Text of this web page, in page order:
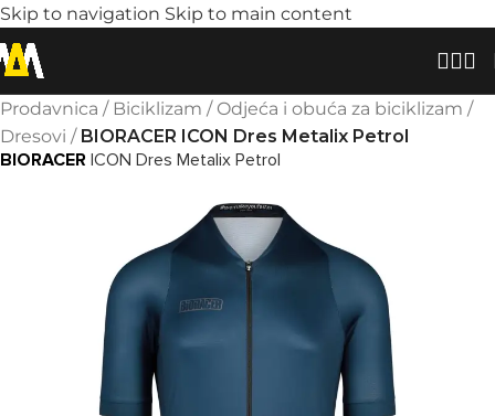
Skip to navigation Skip to main content
Prodavnica / Biciklizam / Odjeća i obuća za biciklizam /
Dresovi / BIORACER ICON Dres Metalix Petrol
BIORACER ICON Dres Metalix Petrol